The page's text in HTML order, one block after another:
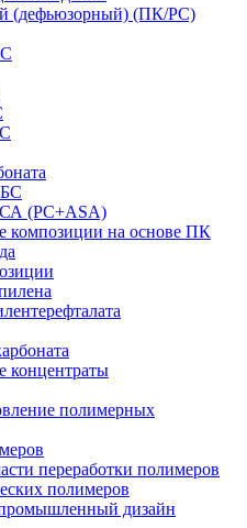
(дефьюзорный) (ПК/PC)
(PC+ASA)
композиции на основе ПК
концентраты
полимерных
переработки полимеров
полимеров
дизайн